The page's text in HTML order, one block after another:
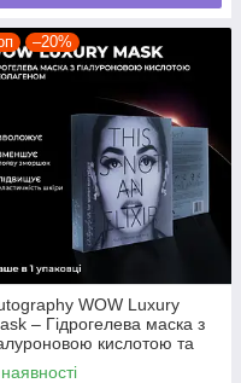
–20%
WOW Luxury
– Гідрогелева маска з
кислотою та
5 саше в 1 уп.